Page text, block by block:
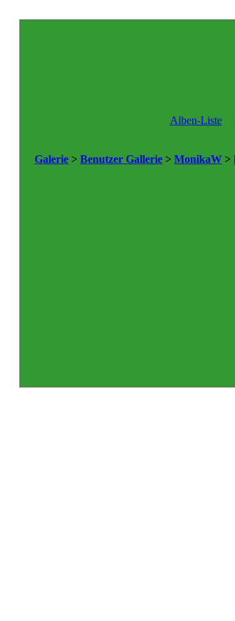
Alben-Liste
Galerie > Benutzer Gallerie > MonikaW >